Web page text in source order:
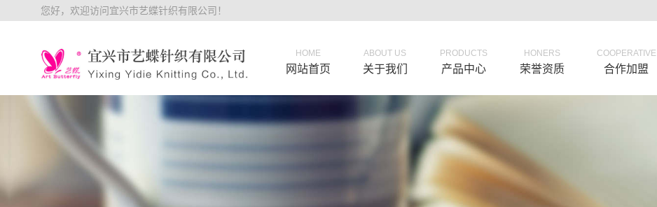
您好，欢迎访问宜兴市艺蝶针织有限公司！
HOME
网站首页
ABOUT US
关于我们
PRODUCTS
产品中心
HONERS
荣誉资质
COOPERATIVE
合作加盟